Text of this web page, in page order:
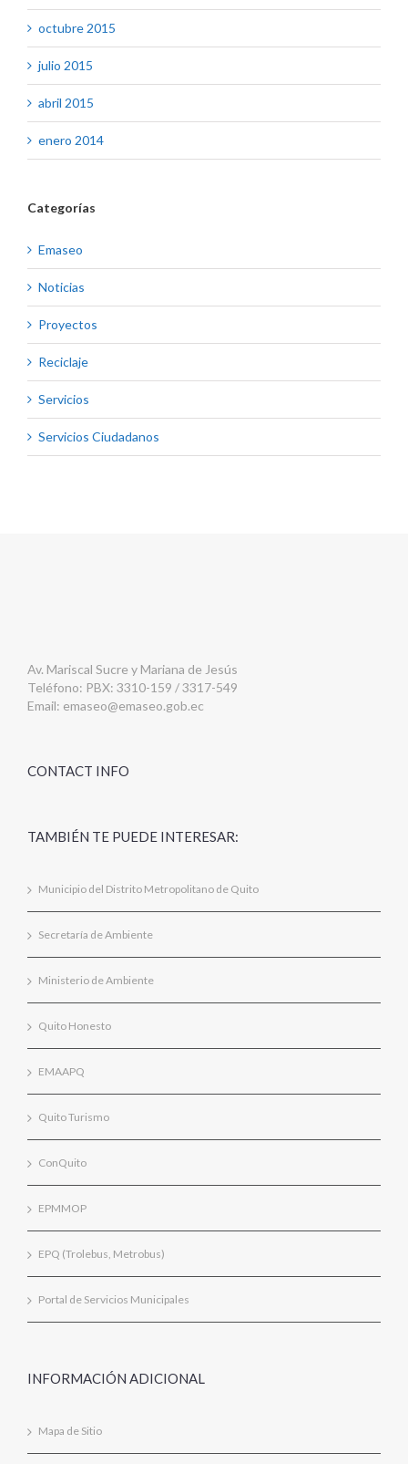
octubre 2015
julio 2015
abril 2015
enero 2014
Categorías
Emaseo
Noticias
Proyectos
Reciclaje
Servicios
Servicios Ciudadanos
Av. Mariscal Sucre y Mariana de Jesús
Teléfono: PBX: 3310-159 / 3317-549
Email: emaseo@emaseo.gob.ec
CONTACT INFO
TAMBIÉN TE PUEDE INTERESAR:
Municipio del Distrito Metropolitano de Quito
Secretaría de Ambiente
Ministerio de Ambiente
Quito Honesto
EMAAPQ
Quito Turismo
ConQuito
EPMMOP
EPQ (Trolebus, Metrobus)
Portal de Servicios Municipales
INFORMACIÓN ADICIONAL
Mapa de Sitio